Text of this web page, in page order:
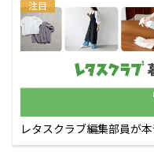
注目
レタスクラブ編集部員が